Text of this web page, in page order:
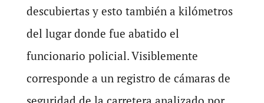
descubiertas y esto también a kilómetros
del lugar donde fue abatido el
funcionario policial. Visiblemente
corresponde a un registro de cámaras de